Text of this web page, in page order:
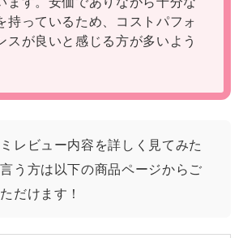
持っているため、コストパフォ
スが良いと感じる方が多いよう
レビュー内容を詳しく見てみた
う方は以下の商品ページからご
だけます！